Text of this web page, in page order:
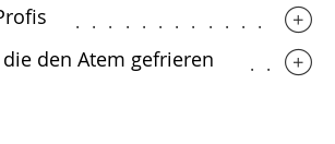
den Atem gefrieren